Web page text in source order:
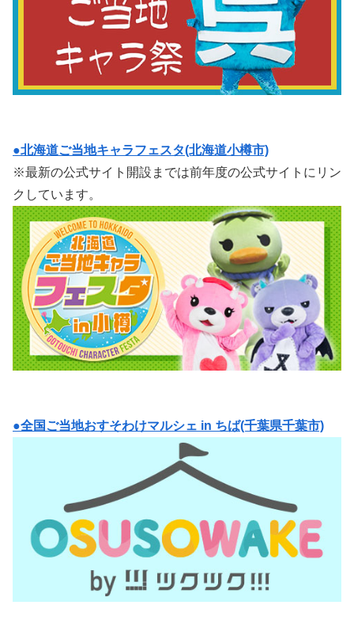
●北海道ご当地キャラフェスタ(北海道小樽市)
※最新の公式サイト開設までは前年度の公式サイトにリン
クしています。
●全国ご当地おすそわけマルシェ in ちば(千葉県千葉市)